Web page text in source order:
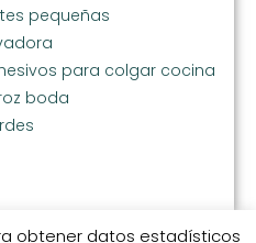
pequeñas
para colgar cocina
boda
compra
obtener datos estadísticos